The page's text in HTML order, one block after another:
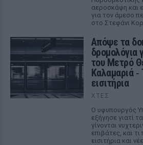
αεροσκάφη και
για τον άμεσο
στο Στεφάνι
Απόψε τα
δρομολόγια
του Μετρό
Καλαμαριά ‑
εισιτήρια
ΧΤΕΣ
Ο υφυπουργός
εξήγησε γιατί
γίνονται
επιβάτες, και
εισιτήρια και